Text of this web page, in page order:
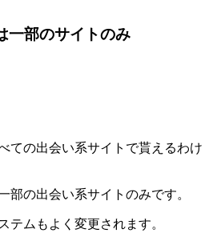
一部のサイトのみ
ての出会い系サイトで貰えるわけ
部の出会い系サイトのみです。
テムもよく変更されます。